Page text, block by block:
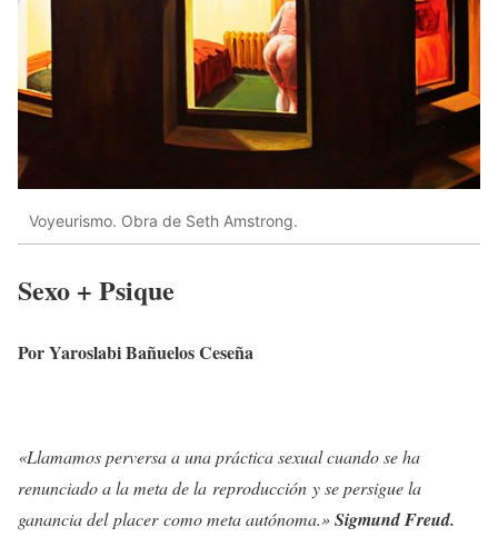
Voyeurismo. Obra de Seth Amstrong.
Sexo + Psique
Por Yaroslabi Bañuelos Ceseña
«Llamamos perversa a una práctica sexual cuando se ha
renunciado a la meta de la reproducción y se persigue la
ganancia del placer como meta autónoma.»Sigmund Freud.